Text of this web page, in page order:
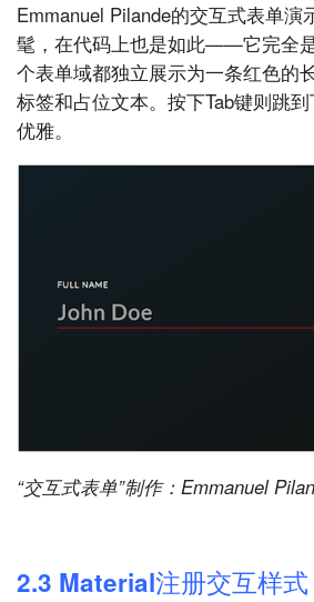
Emmanuel Pilande的交互式表单演
髦，在代码上也是如此——它完全
个表单域都独立展示为一条红色的
标签和占位文本。按下Tab键则跳
优雅。
“交互式表单”制作：Emmanuel
2.3 Material注册交互样式